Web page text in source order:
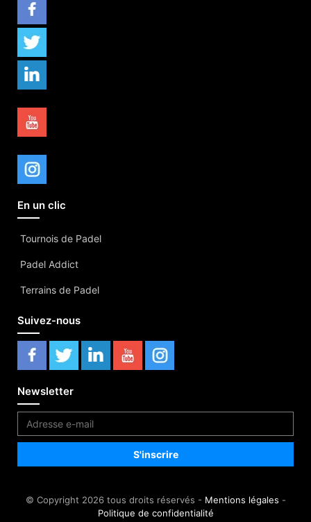
En un clic
Tournois de Padel
Padel Addict
Terrains de Padel
Suivez-nous
Newsletter
© Copyright 2026 tous droits réservés - Mentions légales -
Politique de confidentialité